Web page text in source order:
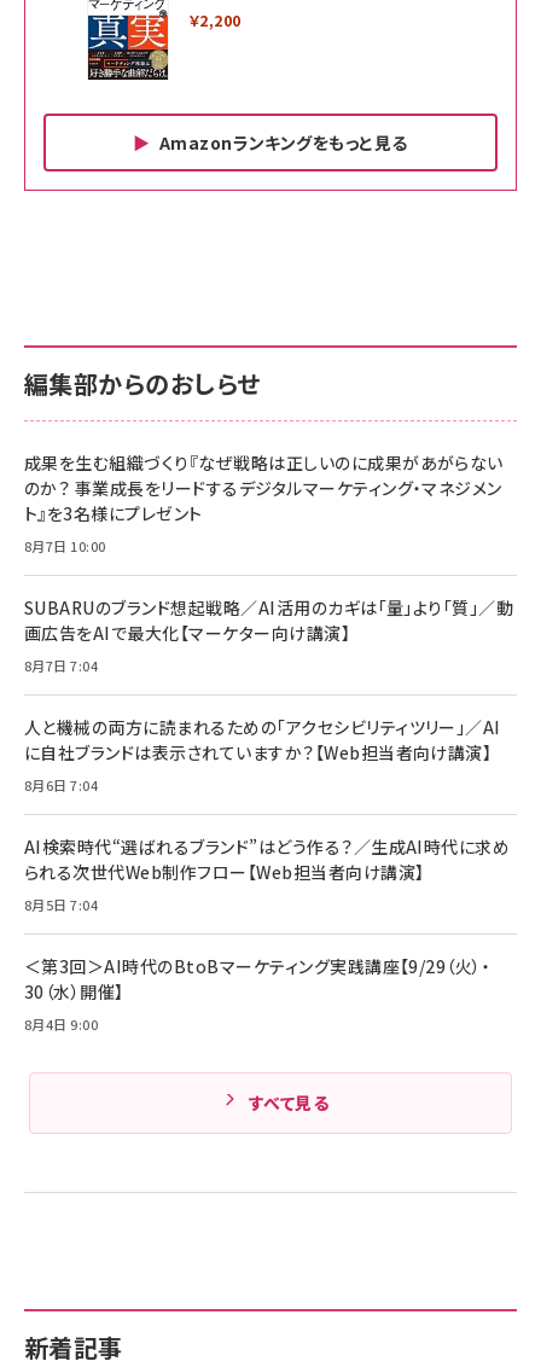
￥2,200
Amazonランキングをもっと見る
￥880
anan(アンアン)2026/06/24号 No.2500増刊
スペシャルエディション[王道エンタメの矜持／
￥1,100
anan(アンアン)2026/07/08号 No.2502[2026
￥880
ママ投資家が育休中に１億貯めた株式投資
組織の成果を最大化する ルールのデザイン
￥1,980
Amazonランキングをもっと見る
サポート正規品 メーカー保証5年 KLMEA128G
NIMASO ガラスフィルム iPhone 17 用 保護フィ
すい ガイド枠付き いPhone17 (6.3インチ) 対応
2枚セット DSP25F1698
￥1,599
￥6,980
全ワイヤレスイヤホン/アクティブノイズキャンセリ
技術基準適合】ブラック
￥5,990
ケーブル Anker絡まないケーブル 240W 結束バン
ド付き USB PD対応 シリコン素材採用 iPhone
17 / 16 / 15 / Galaxy iPad Pro MacBook
Pro/Air 各種対応 (1.8m ミッドナイトブラック)
￥1,890
サポート正規品 メーカー保証5年 KLMEA128G
Amazon eギフトカード - Amazonロゴ - クラ
￥5,000
Anker PowerLine III Flow USB-C & USB-C
Pro/Air 各種対応 (1.8m ミッドナイトブラック)
￥1,890
サッポロ 生ビール 黒ラベル 350ml 缶 24本 ビー
ル ケース買い【6/30応募〆切! 黒ラベルビヤセラー
￥4,857
新着記事
編集部からのおしらせ
成果を生む組織づくり『なぜ戦略は正しいのに成果があがらない
のか？ 事業成長をリードするデジタルマーケティング・マネジメン
ト』を3名様にプレゼント
8月7日 10:00
SUBARUのブランド想起戦略／AI活用のカギは「量」より「質」／動
画広告をAIで最大化【マーケター向け講演】
8月7日 7:04
人と機械の両方に読まれるための「アクセシビリティツリー」／AI
に自社ブランドは表示されていますか？【Web担当者向け講演】
8月6日 7:04
AI検索時代“選ばれるブランド”はどう作る？／生成AI時代に求め
られる次世代Web制作フロー【Web担当者向け講演】
8月5日 7:04
＜第3回＞AI時代のBtoBマーケティング実践講座【9/29（火）・
30（水）開催】
8月4日 9:00
すべて見る